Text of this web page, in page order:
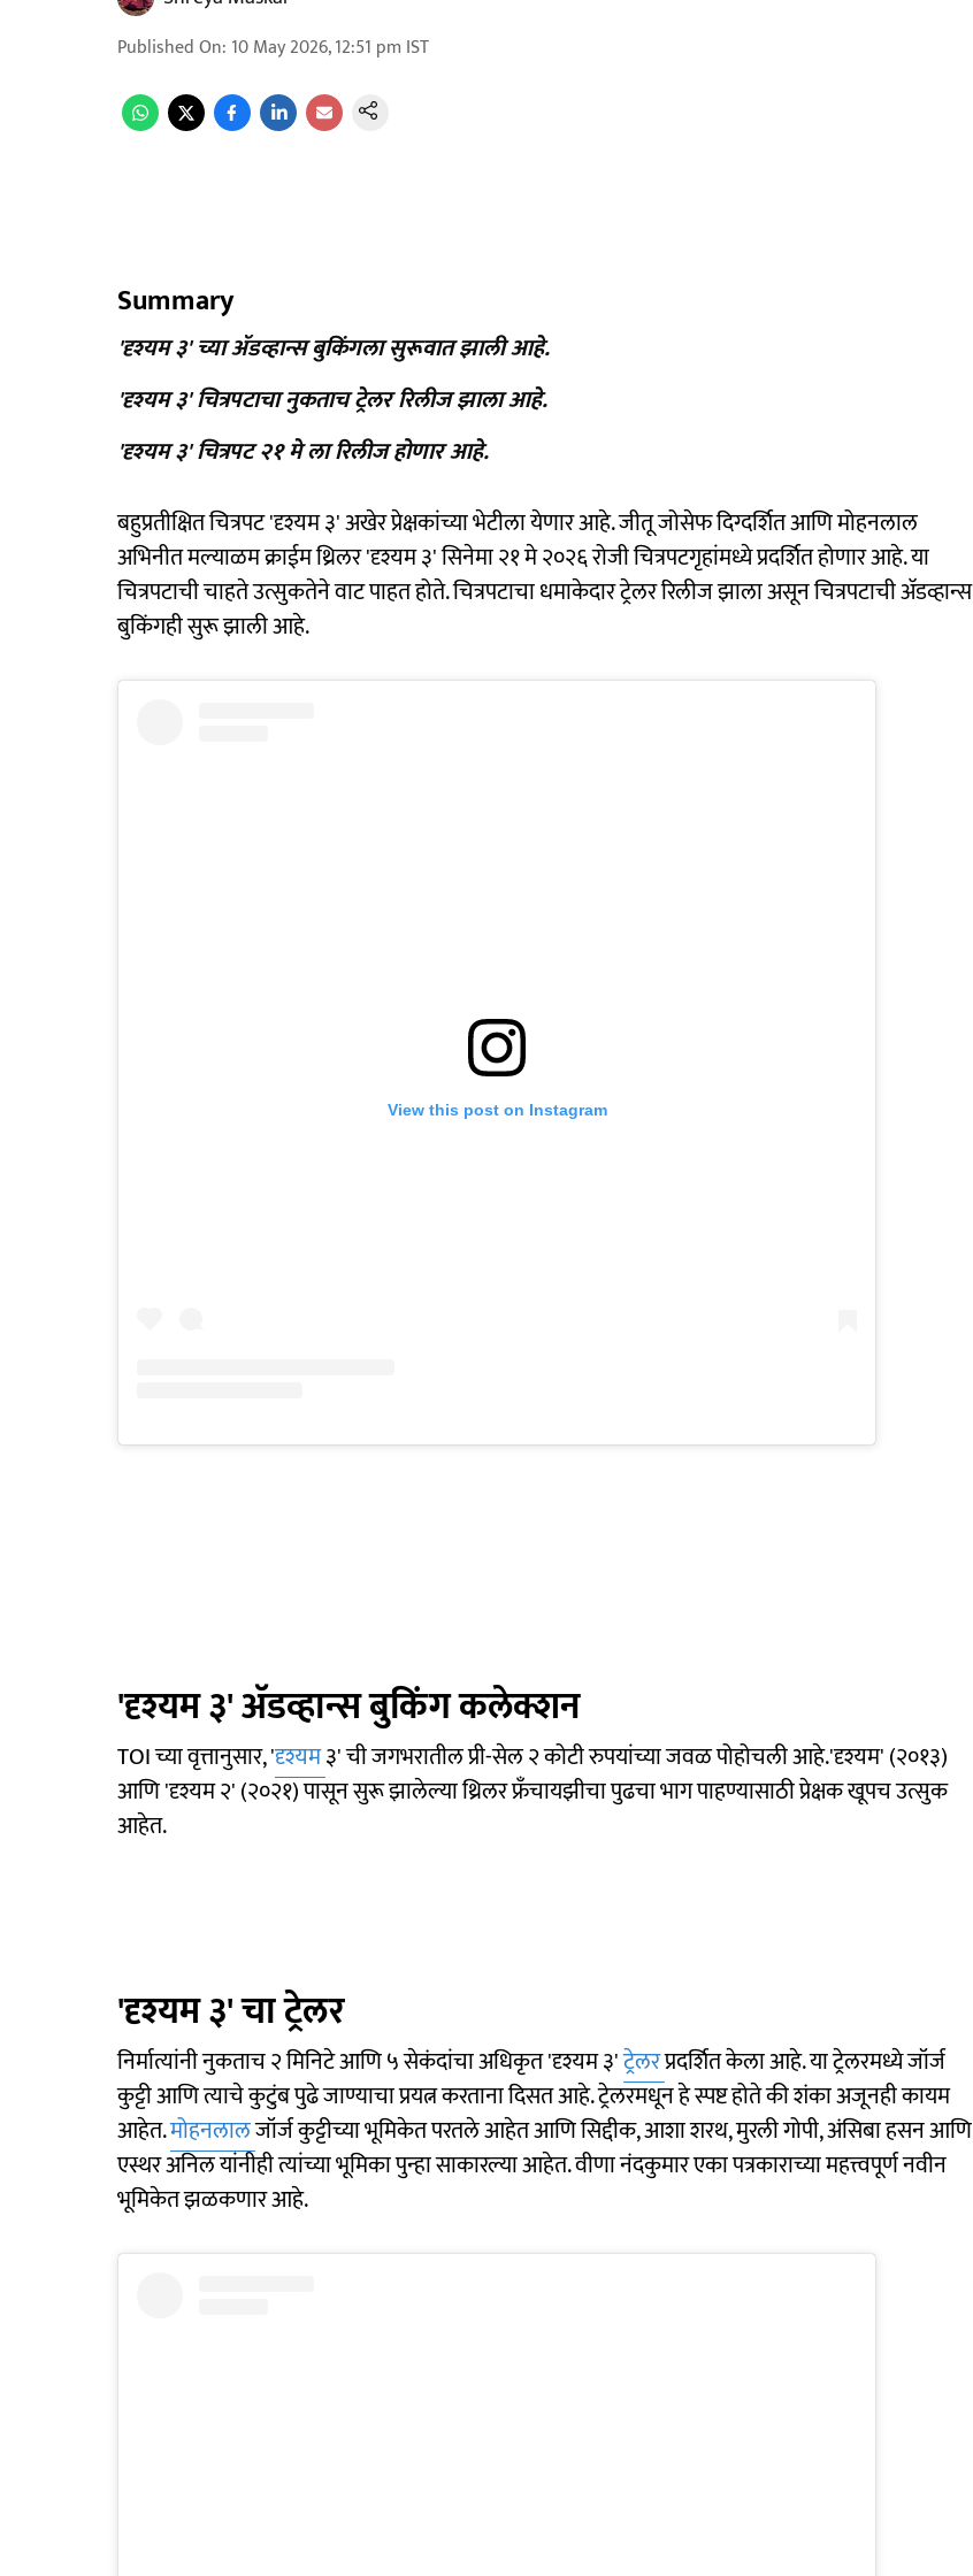
Published On: 10 May 2026, 12:51 pm IST
Summary
'दृश्यम ३' च्या अ‍ॅडव्हान्स बुकिंगला सुरूवात झाली आहे.
'दृश्यम ३' चित्रपटाचा नुकताच ट्रेलर रिलीज झाला आहे.
'दृश्यम ३' चित्रपट २१ मे ला रिलीज होणार आहे.
बहुप्रतीक्षित चित्रपट 'दृश्यम ३' अखेर प्रेक्षकांच्या भेटीला येणार आहे. जीतू जोसेफ दिग्दर्शित आणि मोहनलाल
अभिनीत मल्याळम क्राईम थ्रिलर 'दृश्यम ३' सिनेमा २१ मे २०२६ रोजी चित्रपटगृहांमध्ये प्रदर्शित होणार आहे. या
चित्रपटाची चाहते उत्सुकतेने वाट पाहत होते. चित्रपटाचा धमाकेदार ट्रेलर रिलीज झाला असून चित्रपटाची अ‍ॅडव्हान्स
बुकिंगही सुरू झाली आहे.
View this post on Instagram
'दृश्यम ३' अ‍ॅडव्हान्स बुकिंग कलेक्शन
TOI च्या वृत्तानुसार, 'दृश्यम३' ची जगभरातील प्री-सेल २ कोटी रुपयांच्या जवळ पोहोचली आहे.'दृश्यम' (२०१३)
आणि 'दृश्यम २' (२०२१) पासून सुरू झालेल्या थ्रिलर फ्रँचायझीचा पुढचा भाग पाहण्यासाठी प्रेक्षक खूपच उत्सुक
आहेत.
'दृश्यम ३' चा ट्रेलर
निर्मात्यांनी नुकताच २ मिनिटे आणि ५ सेकंदांचा अधिकृत 'दृश्यम ३'ट्रेलरप्रदर्शित केला आहे. या ट्रेलरमध्ये जॉर्ज
कुट्टी आणि त्याचे कुटुंब पुढे जाण्याचा प्रयत्न करताना दिसत आहे. ट्रेलरमधून हे स्पष्ट होते की शंका अजूनही कायम
आहेत.मोहनलालजॉर्ज कुट्टीच्या भूमिकेत परतले आहेत आणि सिद्दीक, आशा शरथ, मुरली गोपी, अंसिबा हसन आणि
एस्थर अनिल यांनीही त्यांच्या भूमिका पुन्हा साकारल्या आहेत. वीणा नंदकुमार एका पत्रकाराच्या महत्त्वपूर्ण नवीन
भूमिकेत झळकणार आहे.